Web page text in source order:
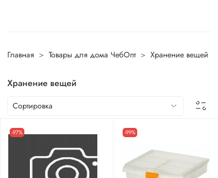
Главная Товары для дома ЧебОпт Хранение вещей
Хранение вещей
-97% -99%